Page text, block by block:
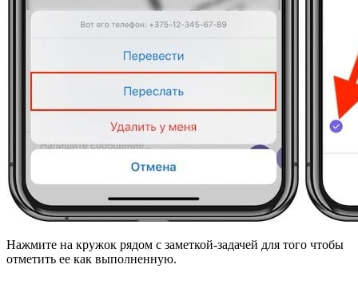
Нажмите на кружок рядом с заметкой-задачей для того чтобы
отметить ее как выполненную.